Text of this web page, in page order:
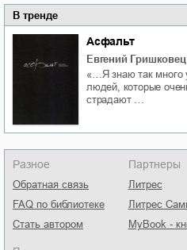
В тренде
Асфальт
Евгений Гришковец
«…Я знаю так много
людей, которые
страдают …
Разное
Обратная связь
FAQ по библиотеке
Стать автором
Партнеры
Литрес
Литрес
MyBook -